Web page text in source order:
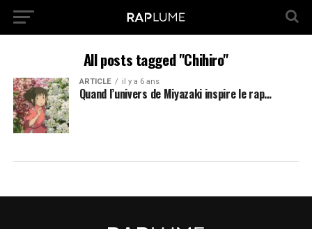
All posts tagged "Chihiro"
ARTICLE il y a 6 ans
Quand l’univers de Miyazaki inspire le rap…